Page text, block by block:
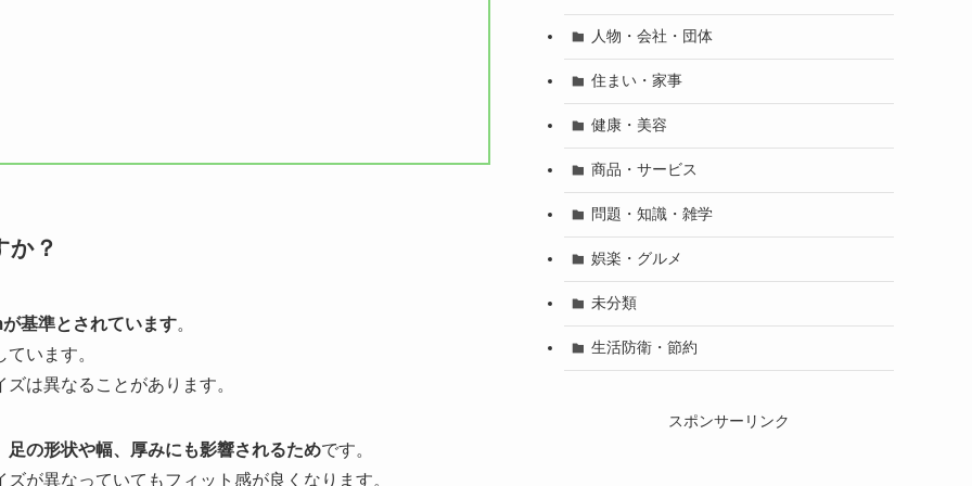
か？
基準とされています。
います。
は異なることがあります。
の形状や幅、厚みにも影響されるためです。
が異なっていてもフィット感が良くなります。
人物・会社・団体
住まい・家事
健康・美容
商品・サービス
問題・知識・雑学
娯楽・グルメ
未分類
生活防衛・節約
スポンサーリンク